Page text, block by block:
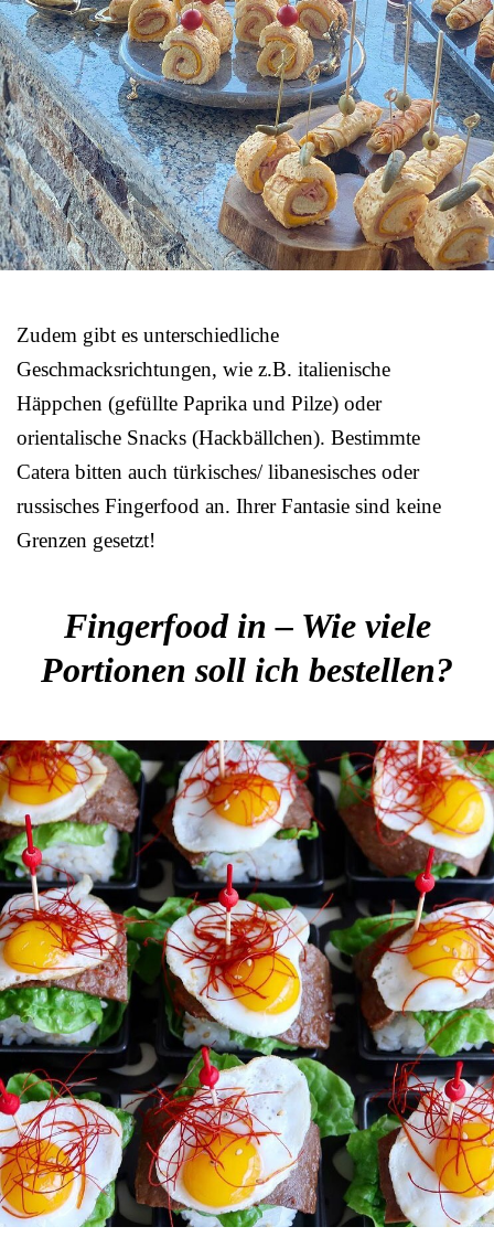
Zudem gibt es unterschiedliche
Geschmacksrichtungen, wie z.B. italienische
Häppchen (gefüllte Paprika und Pilze) oder
orientalische Snacks (Hackbällchen). Bestimmte
Catera bitten auch türkisches/ libanesisches oder
russisches Fingerfood an. Ihrer Fantasie sind keine
Grenzen gesetzt!
Fingerfood in – Wie viele
Portionen soll ich bestellen?